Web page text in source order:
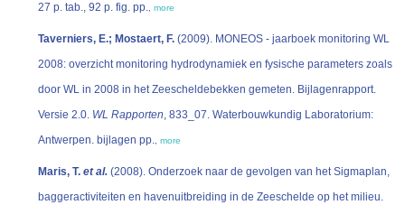
27 p. tab., 92 p. fig. pp., more
Taverniers, E.; Mostaert, F. (2009). MONEOS - jaarboek monitoring WL
2008: overzicht monitoring hydrodynamiek en fysische parameters zoals
door WL in 2008 in het Zeescheldebekken gemeten. Bijlagenrapport.
Versie 2.0. WL Rapporten, 833_07. Waterbouwkundig Laboratorium:
Antwerpen. bijlagen pp., more
Maris, T. et al. (2008). Onderzoek naar de gevolgen van het Sigmaplan,
baggeractiviteiten en havenuitbreiding in de Zeeschelde op het milieu.